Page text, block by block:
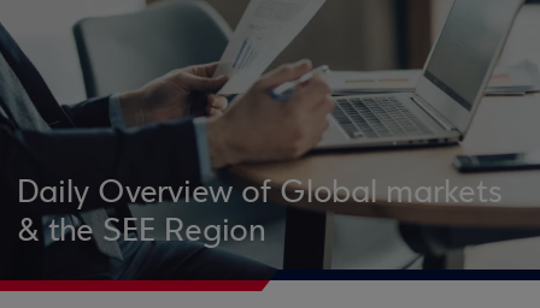
Daily Overview of Global markets
& the SEE Region